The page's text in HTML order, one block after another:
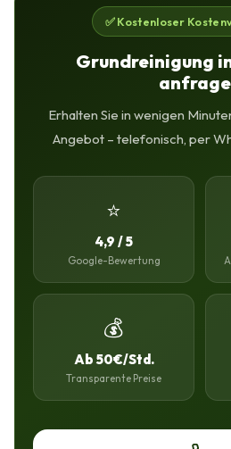
✅ Kostenloser
Grundreinigung
Erhalten Sie in wenigen
Angebot – telefonisch, per
⭐
4,9 / 5
Google-Bewertung
💰
Ab 50€/Std.
Transparente Preise